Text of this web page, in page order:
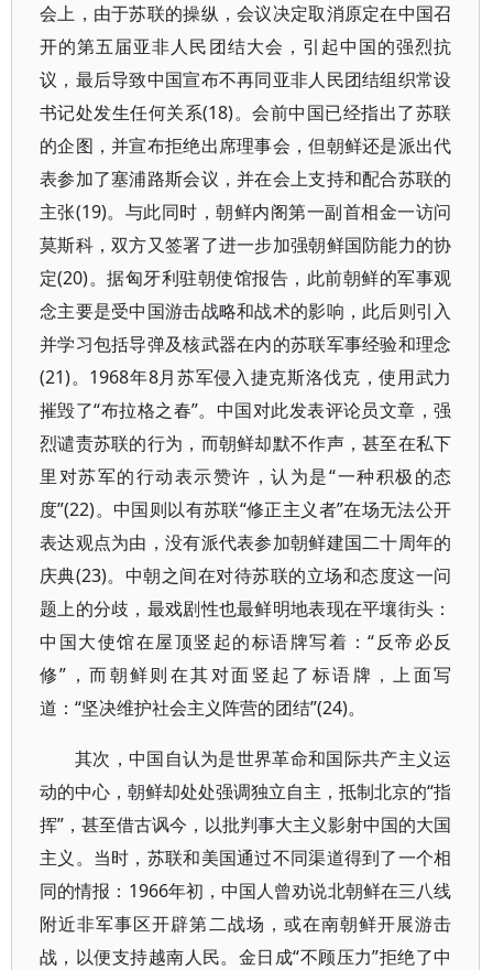
会上，由于苏联的操纵，会议决定取消原定在中国召
开的第五届亚非人民团结大会，引起中国的强烈抗
议，最后导致中国宣布不再同亚非人民团结组织常设
书记处发生任何关系(18)。会前中国已经指出了苏联
的企图，并宣布拒绝出席理事会，但朝鲜还是派出代
表参加了塞浦路斯会议，并在会上支持和配合苏联的
主张(19)。与此同时，朝鲜内阁第一副首相金一访问
莫斯科，双方又签署了进一步加强朝鲜国防能力的协
定(20)。据匈牙利驻朝使馆报告，此前朝鲜的军事观
念主要是受中国游击战略和战术的影响，此后则引入
并学习包括导弹及核武器在内的苏联军事经验和理念
(21)。1968年8月苏军侵入捷克斯洛伐克，使用武力
摧毁了“布拉格之春”。中国对此发表评论员文章，强
烈谴责苏联的行为，而朝鲜却默不作声，甚至在私下
里对苏军的行动表示赞许，认为是“一种积极的态
度”(22)。中国则以有苏联“修正主义者”在场无法公开
表达观点为由，没有派代表参加朝鲜建国二十周年的
庆典(23)。中朝之间在对待苏联的立场和态度这一问
题上的分歧，最戏剧性也最鲜明地表现在平壤街头：
中国大使馆在屋顶竖起的标语牌写着：“反帝必反
修”，而朝鲜则在其对面竖起了标语牌，上面写
道：“坚决维护社会主义阵营的团结”(24)。
其次，中国自认为是世界革命和国际共产主义运
动的中心，朝鲜却处处强调独立自主，抵制北京的“指
挥”，甚至借古讽今，以批判事大主义影射中国的大国
主义。当时，苏联和美国通过不同渠道得到了一个相
同的情报：1966年初，中国人曾劝说北朝鲜在三八线
附近非军事区开辟第二战场，或在南朝鲜开展游击
战，以便支持越南人民。金日成“不顾压力”拒绝了中